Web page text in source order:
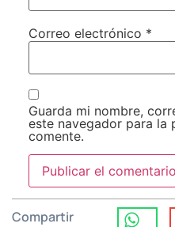
Correo electrónico *
Guarda mi nombre,
este navegador para la
comente.
Compartir